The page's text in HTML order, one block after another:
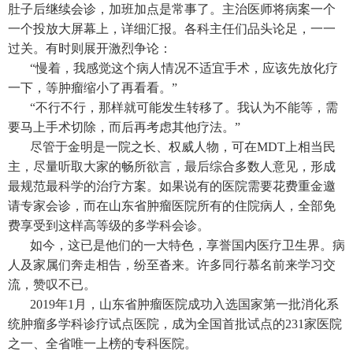
肚子后继续会诊，加班加点是常事了。主治医师将病案一个
一个投放大屏幕上，详细汇报。各科主任们品头论足，一一
过关。有时则展开激烈争论：
“慢着，我感觉这个病人情况不适宜手术，应该先放化疗
一下，等肿瘤缩小了再看看。”
“不行不行，那样就可能发生转移了。我认为不能等，需
要马上手术切除，而后再考虑其他疗法。”
尽管于金明是一院之长、权威人物，可在MDT上相当民
主，尽量听取大家的畅所欲言，最后综合多数人意见，形成
最规范最科学的治疗方案。如果说有的医院需要花费重金邀
请专家会诊，而在山东省肿瘤医院所有的住院病人，全部免
费享受到这样高等级的多学科会诊。
如今，这已是他们的一大特色，享誉国内医疗卫生界。病
人及家属们奔走相告，纷至沓来。许多同行慕名前来学习交
流，赞叹不已。
2019年1月，山东省肿瘤医院成功入选国家第一批消化系
统肿瘤多学科诊疗试点医院，成为全国首批试点的231家医院
之一、全省唯一上榜的专科医院。